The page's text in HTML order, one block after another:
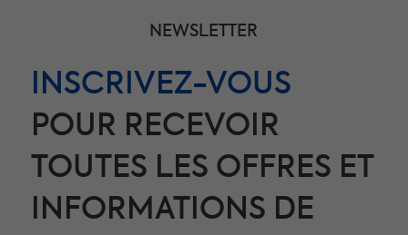
NEWSLETTER
INSCRIVEZ-VOUS
POUR RECEVOIR
TOUTES LES OFFRES ET
INFORMATIONS DE